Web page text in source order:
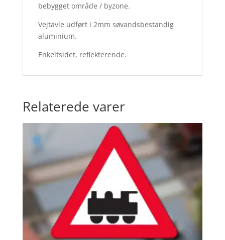
bebygget område / byzone.
Vejtavle udført i 2mm søvandsbestandig
aluminium.
Enkeltsidet, reflekterende.
Relaterede varer